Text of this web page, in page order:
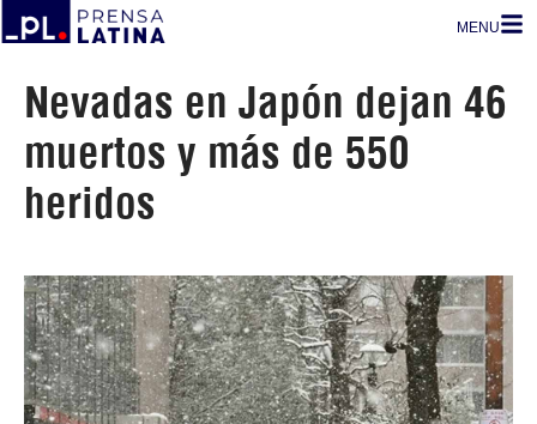
MENU
Nevadas en Japón dejan 46
muertos y más de 550
heridos